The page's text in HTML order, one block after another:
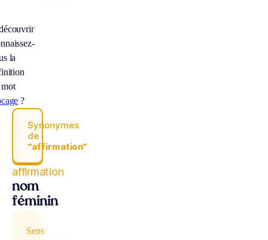
la
?
Synonymes
de
“affirmation“
affirmation
nom
féminin
Sens